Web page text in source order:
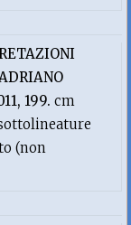
199.cm
(non